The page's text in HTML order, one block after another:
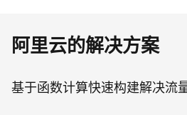
阿里云的解决方案
基于函数计算快速构建解决流